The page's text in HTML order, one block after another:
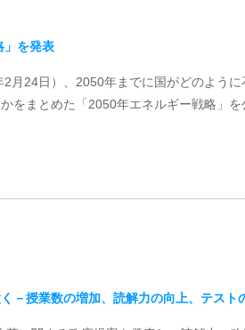
」を発表
月24日）、2050年までに国がどのよう
をまとめた「2050年エネルギー戦略」
－授業数の増加、読解力の向上、テスト